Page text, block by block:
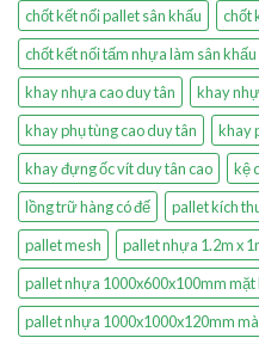
chốt kết nối pallet sân khấu
chốt
chốt kết nối tấm nhựa làm sân khấu
khay nhựa cao duy tân
khay
khay phụ tùng cao duy tân
khay
khay đựng ốc vít duy tân cao
kệ
lồng trữ hàng có đế
pallet kích
pallet mesh
pallet nhựa 1.2m x
pallet nhựa 1000x600x100mm mặt
pallet nhựa 1000x1000x120mm